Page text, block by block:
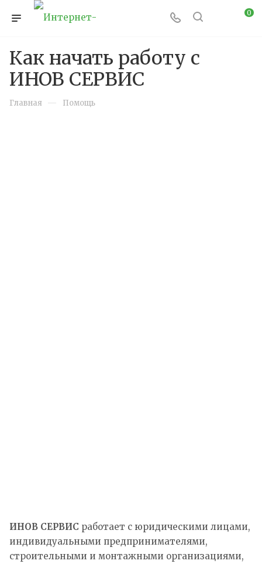
0
Как начать работу с
ИНОВ СЕРВИС
Главная — Помощь
ИНОВ СЕРВИС работает с юридическими лицами,
индивидуальными предпринимателями,
строительными и монтажными организациями,